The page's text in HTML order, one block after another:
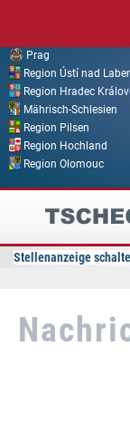
Prag
Region Ústí nad
Region Hradec
Mährisch-Schlesien
Region Pilsen
Region Hochland
Region Olomouc
Stellenanzeige